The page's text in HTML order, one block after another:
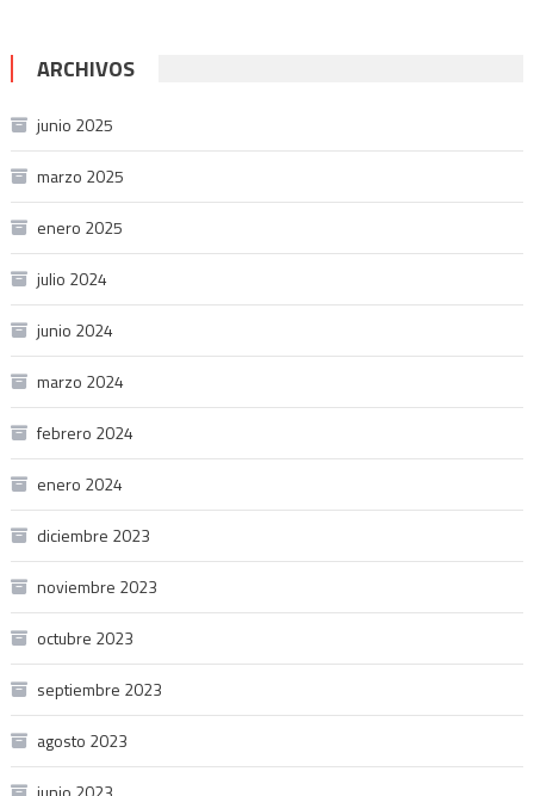
ARCHIVOS
junio 2025
marzo 2025
enero 2025
julio 2024
junio 2024
marzo 2024
febrero 2024
enero 2024
diciembre 2023
noviembre 2023
octubre 2023
septiembre 2023
agosto 2023